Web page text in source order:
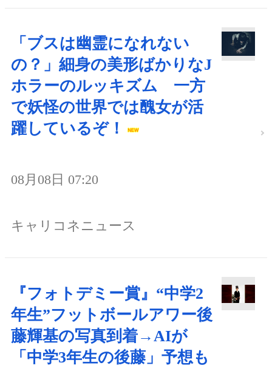
「ブスは幽霊になれない
の？」細身の美形ばかりなJ
ホラーのルッキズム 一方
で妖怪の世界では醜女が活
躍しているぞ！
08月08日 07:20
キャリコネニュース
『フォトデミー賞』“中学2
年生”フットボールアワー後
藤輝基の写真到着→AIが
「中学3年生の後藤」予想も